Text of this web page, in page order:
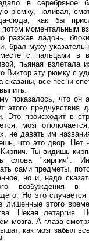
в
рюмку, наливал,
сюда, как бы
потом моментальным
разжав ладонь,
брал муху
с пальцами в
пьяная взлетала
Виктор эту рюмку с
сказаны, все песни
показалось, что он
этого предчувствия
Это происходит в
мозг
не давать им
что это двор. Нет
Кирпич. Ты видишь
слова "кирпич".
сами предметы,
но и, надо
возбуждения
Но это
лишенные этого
Некая
мозга. А глаза
как мозг забыл